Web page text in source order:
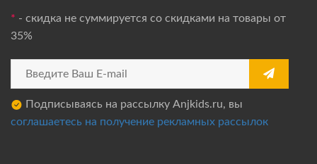
* - скидка не суммируется со скидками на товары от
35%
Подписываясь на рассылку Anjkids.ru, вы
соглашаетесь на получение рекламных рассылок